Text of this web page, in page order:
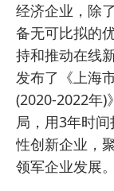
经济企业，除
备无可比拟的
持和推动在线
发布了《上海
(2020-2022年)
局，用3年时
性创新企业，
领军企业发展。